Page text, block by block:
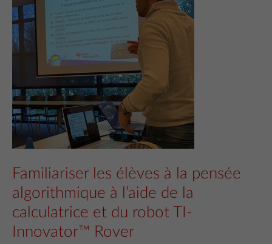
Familiariser les élèves à la pensée
algorithmique à l’aide de la
calculatrice et du robot TI-
Innovator™ Rover